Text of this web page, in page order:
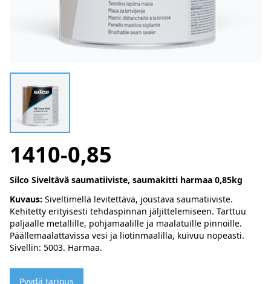
1410-0,85
Silco Siveltävä saumatiiviste, saumakitti harmaa 0,85kg
Kuvaus: Siveltimellä levitettävä, joustava saumatiiviste.
Kehitetty erityisesti tehdaspinnan jäljittelemiseen. Tarttuu
paljaalle metallille, pohjamaalille ja maalatuille pinnoille.
Päällemaalattavissa vesi ja liotinmaalilla, kuivuu nopeasti.
Sivellin: 5003. Harmaa.
Pyydä tarjous